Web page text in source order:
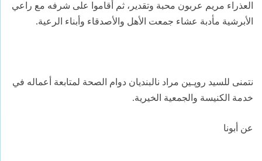
العذراء مريم عربون محبة وتقدير، ثم أقاموا على شرفه مع راعي
الأبرشية مأدبة عشاء جمعت الأهل والأصدقاء وأبناء الرعية.
نتمنى للسيد روﭘـين مراد نالبنديان دوام الصحة لمتابعة أعماله في
خدمة الكنيسة والجمعية الخيرية.
عن أبونا